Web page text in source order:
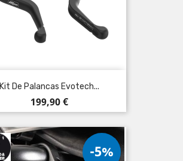
Kit De Palancas Evotech...
Precio
199,90 €
-5%